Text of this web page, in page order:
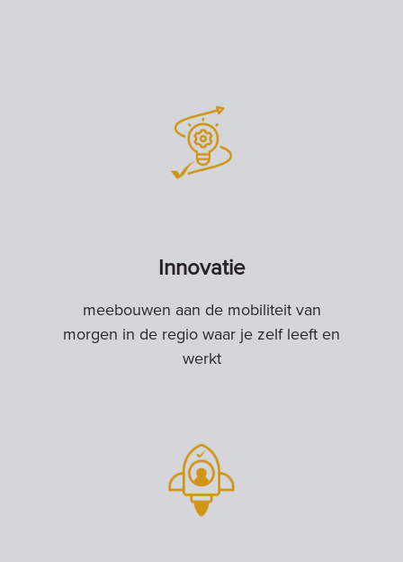
Innovatie
meebouwen aan de mobiliteit van
morgen in de regio waar je zelf leeft en
werkt